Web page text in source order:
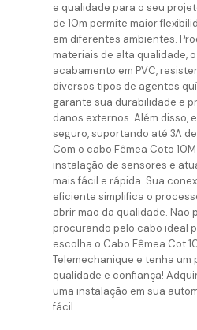
e qualidade para o seu
de 10m permite maior
em diferentes ambientes.
materiais de alta qualidade,
acabamento em PVC,
diversos tipos de agentes
garante sua durabilidade e
danos externos. Além disso,
seguro, suportando até 3A
Com o cabo Fêmea Coto 10M
instalação de sensores e
mais fácil e rápida. Sua
eficiente simplifica o
abrir mão da qualidade. Não
procurando pelo cabo ideal
escolha o Cabo Fêmea Cot
Telemechanique e tenha um
qualidade e confiança!
uma instalação em sua
fácil..